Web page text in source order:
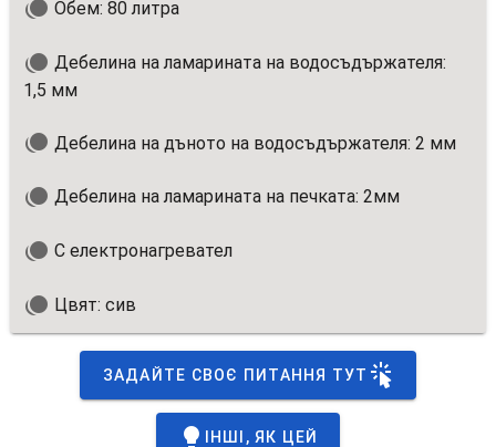
Обем: 80 литра
Дебелина на ламарината на водосъдържателя:
1,5 мм
Дебелина на дъното на водосъдържателя: 2 мм
Дебелина на ламарината на печката: 2мм
С електронагревател
Цвят: сив
ЗАДАЙТЕ СВОЄ ПИТАННЯ ТУТ
ІНШІ, ЯК ЦЕЙ